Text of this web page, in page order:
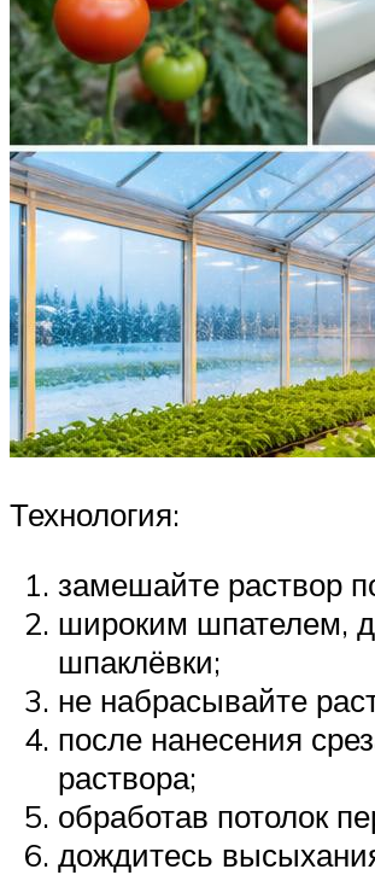
Технология:
замешайте раствор
широким шпателем,
шпаклёвки;
не набрасывайте
после нанесения
раствора;
обработав потолок
дождитесь